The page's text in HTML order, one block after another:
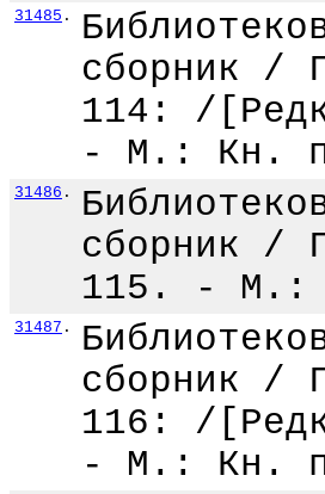
31485 .
сборник /
114: /
- М.: Кн.
31486 .
сборник /
115. - М.:
31487 .
сборник /
116: /
- М.: Кн.